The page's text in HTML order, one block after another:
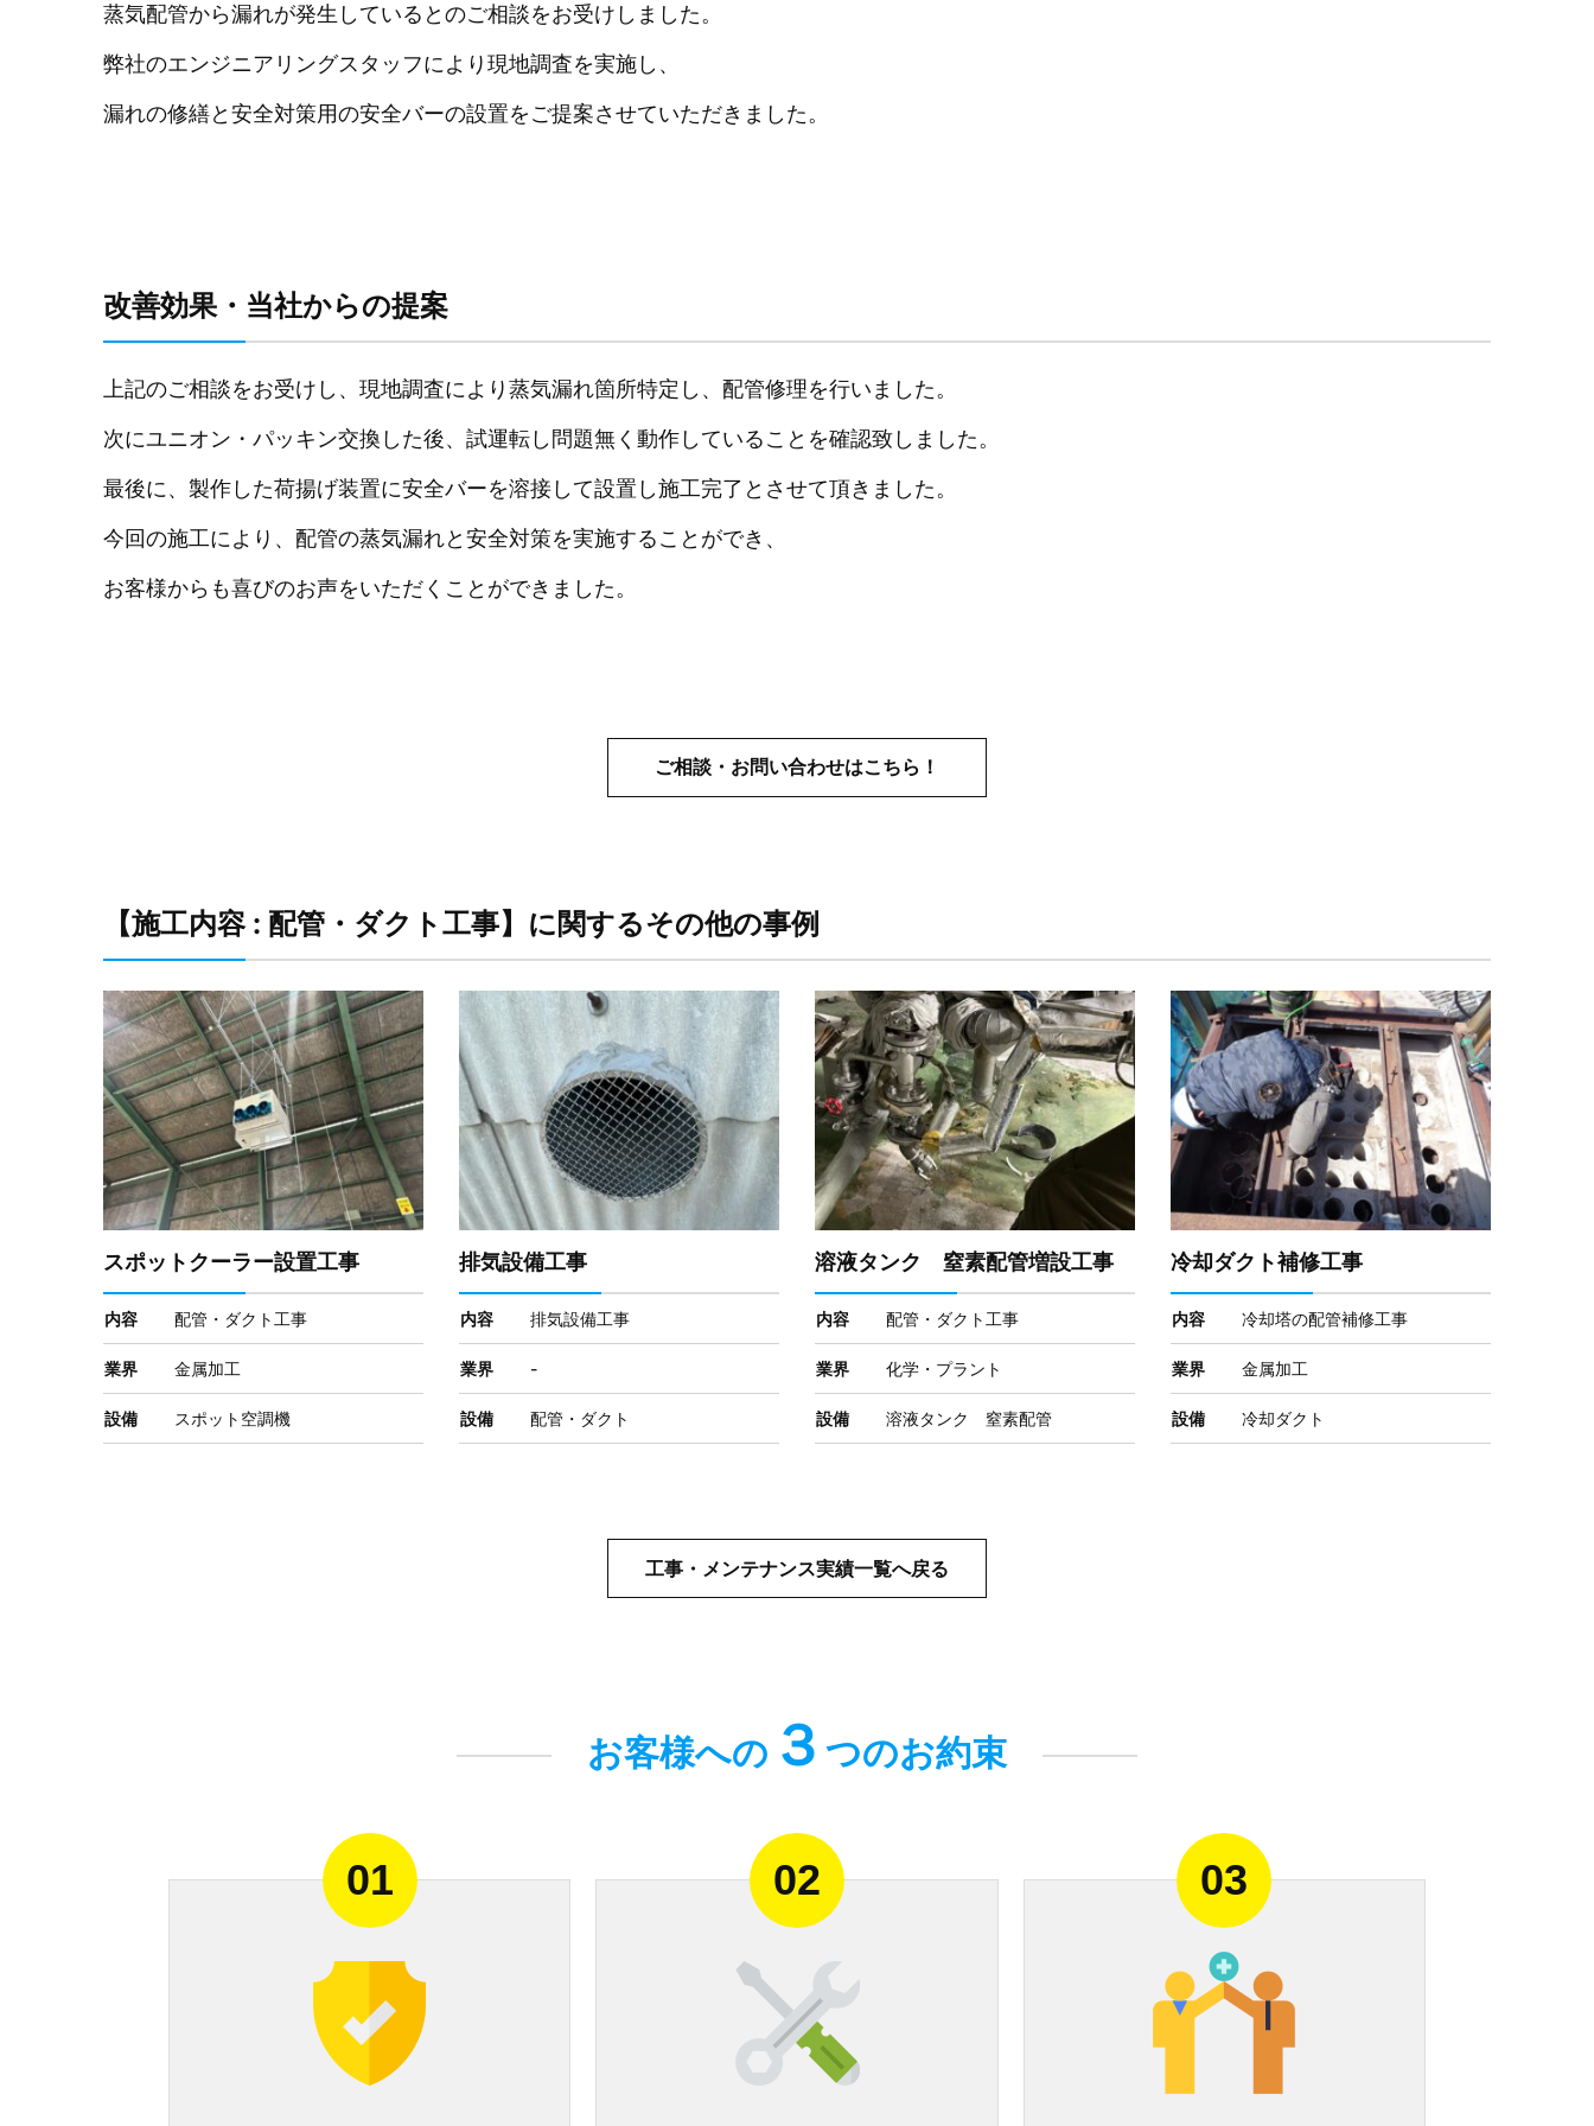
蒸気配管から漏れが発生しているとのご相談をお受けしました。
弊社のエンジニアリングスタッフにより現地調査を実施し、
漏れの修繕と安全対策用の安全バーの設置をご提案させていただきました。
改善効果・当社からの提案
上記のご相談をお受けし、現地調査により蒸気漏れ箇所特定し、配管修理を行いました。
次にユニオン・パッキン交換した後、試運転し問題無く動作していることを確認致しました。
最後に、製作した荷揚げ装置に安全バーを溶接して設置し施工完了とさせて頂きました。
今回の施工により、配管の蒸気漏れと安全対策を実施することができ、
お客様からも喜びのお声をいただくことができました。
ご相談・お問い合わせはこちら！
【施工内容 : 配管・ダクト工事】に関するその他の事例
スポットクーラー設置工事
内容 配管・ダクト工事
業界 金属加工
設備 スポット空調機
排気設備工事
内容 排気設備工事
業界 -
設備 配管・ダクト
溶液タンク 窒素配管増設工事
内容 配管・ダクト工事
業界 化学・プラント
設備 溶液タンク 窒素配管
冷却ダクト補修工事
内容 冷却塔の配管補修工事
業界 金属加工
設備 冷却ダクト
工事・メンテナンス実績一覧へ戻る
お客様への ３ つのお約束